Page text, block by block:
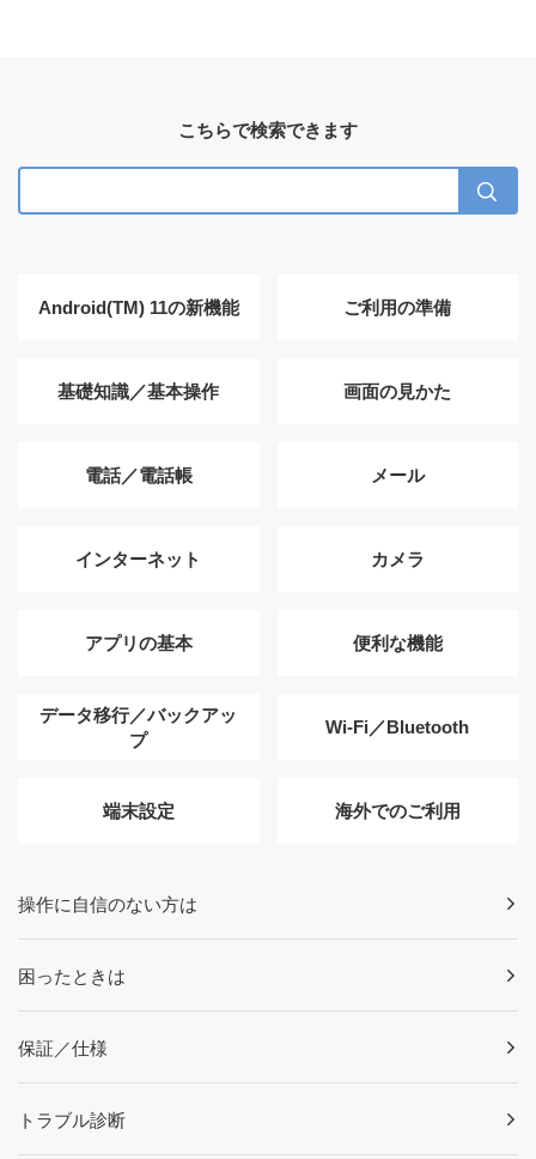
こちらで検索できます
Android(TM) 11の新機能 ご利用の準備
基礎知識／基本操作 画面の見かた
電話／電話帳 メール
インターネット カメラ
アプリの基本 便利な機能
データ移行／バックアッ
プ
Wi-Fi／Bluetooth
端末設定 海外でのご利用
操作に自信のない方は
困ったときは
保証／仕様
トラブル診断